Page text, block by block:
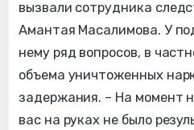
вызвали сотрудника
Амантая Масалимова. У
нему ряд вопросов, в
объема уничтоженных
задержания. – На момент
вас на руках не было